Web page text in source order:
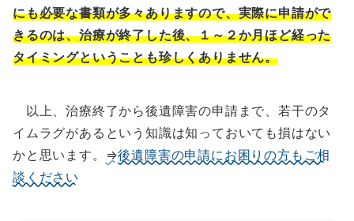
にも必要な書類が多々ありますので、実際に申請がで
きるのは、治療が終了した後、１～２か月ほど経った
タイミングということも珍しくありません。
以上、治療終了から後遺障害の申請まで、若干のタ
イムラグがあるという知識は知っておいても損はない
かと思います。
⇒後遺障害の申請にお困りの方もご相
談ください